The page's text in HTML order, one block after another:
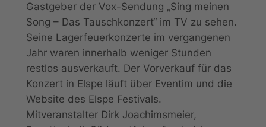
Gastgeber der Vox-Sendung „Sing meinen
Song – Das Tauschkonzert“ im TV zu sehen.
Seine Lagerfeuerkonzerte im vergangenen
Jahr waren innerhalb weniger Stunden
restlos ausverkauft. Der Vorverkauf für das
Konzert in Elspe läuft über Eventim und die
Website des Elspe Festivals.
Mitveranstalter Dirk Joachimsmeier,